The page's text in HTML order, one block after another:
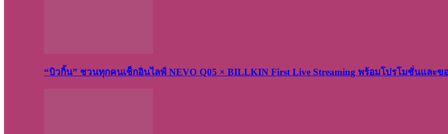
“บิวกิ้น” ชวนทุกคนเช็กอินไลฟ์ NEVO Q05 × BILLKIN First Live Streaming พร้อมโปรโมชั่นและข